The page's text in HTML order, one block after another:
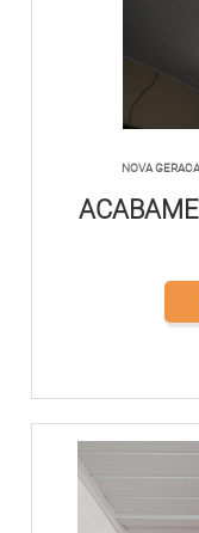
NOVA